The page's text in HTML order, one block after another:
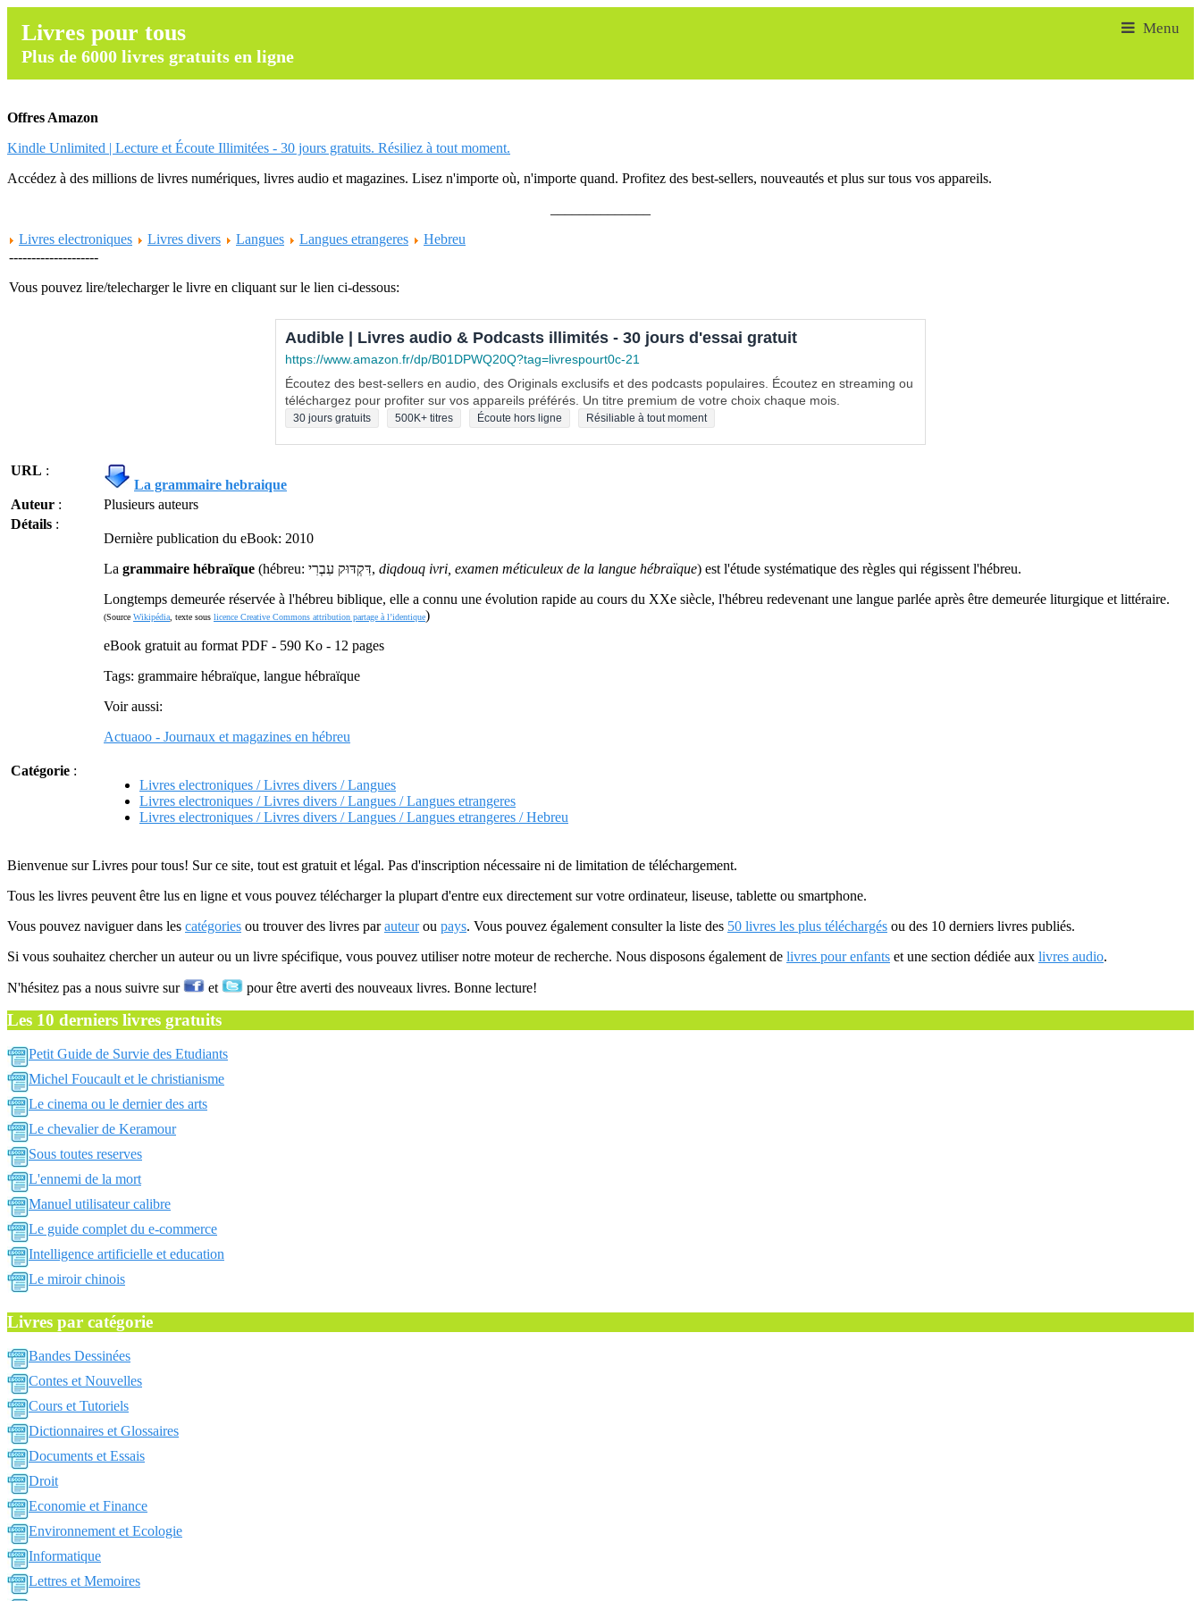
Livres pour tous
Plus de 6000 livres gratuits en ligne
Offres Amazon
Kindle Unlimited | Lecture et Écoute Illimitées - 30 jours gratuits. Résiliez à tout moment.
Accédez à des millions de livres numériques, livres audio et magazines. Lisez n'importe où, n'importe quand. Profitez des best-sellers, nouveautés et plus sur tous vos appareils.
Livres electroniques
Livres divers Langues Langues etrangeres
Hebreu
--------------------
Vous pouvez lire/telecharger le livre en cliquant sur le lien ci-dessous:
Audible | Livres audio & Podcasts illimités - 30 jours d'essai gratuit
https://www.amazon.fr/dp/B01DPWQ20Q?tag=livrespourt0c-21
Écoutez des best-sellers en audio, des Originals exclusifs et des podcasts populaires. Écoutez en streaming ou
téléchargez pour profiter sur vos appareils préférés. Un titre premium de votre choix chaque mois.
30 jours gratuits 500K+ titres Écoute hors ligne Résiliable à tout moment
URL :
La grammaire hebraique
Auteur :
Plusieurs auteurs
Détails :
Dernière publication du eBook: 2010
La grammaire hébraïque (hébreu: דִּקְדּוּק עִבְרִי, diqdouq ivri, examen méticuleux de la langue hébraïque) est l'étude systématique des règles qui régissent l'hébreu.
Longtemps demeurée réservée à l'hébreu biblique, elle a connu une évolution rapide au cours du XXe siècle, l'hébreu redevenant une langue parlée après être demeurée liturgique et littéraire.
(Source Wikipédia , texte sous licence Creative Commons attribution partage à l’identique)
eBook gratuit au format PDF - 590 Ko - 12 pages
Tags: grammaire hébraïque, langue hébraïque
Voir aussi:
Actuaoo - Journaux et magazines en hébreu
Catégorie :
Livres electroniques / Livres divers / Langues
Livres electroniques / Livres divers / Langues / Langues etrangeres
Livres electroniques / Livres divers / Langues / Langues etrangeres / Hebreu
Bienvenue sur Livres pour tous! Sur ce site, tout est gratuit et légal. Pas d'inscription nécessaire ni de limitation de téléchargement.
Tous les livres peuvent être lus en ligne et vous pouvez télécharger la plupart d'entre eux directement sur votre ordinateur, liseuse, tablette ou smartphone.
Vous pouvez naviguer dans les catégories ou trouver des livres parauteurou pays. Vous pouvez également consulter la liste des 50 livres les plus téléchargés ou des 10 derniers livres publiés.
Si vous souhaitez chercher un auteur ou un livre spécifique, vous pouvez utiliser notre moteur de recherche. Nous disposons également de livres pour enfants et une section dédiée aux livres audio.
N'hésitez pas a nous suivre sur et pour être averti des nouveaux livres. Bonne lecture!
Les 10 derniers livres gratuits
Petit Guide de Survie des Etudiants
Michel Foucault et le christianisme
Le cinema ou le dernier des arts
Le chevalier de Keramour
Sous toutes reserves
L'ennemi de la mort
Manuel utilisateur calibre
Le guide complet du e-commerce
Intelligence artificielle et education
Le miroir chinois
Livres par catégorie
Bandes Dessinées
Contes et Nouvelles
Cours et Tutoriels
Dictionnaires et Glossaires
Documents et Essais
Droit
Economie et Finance
Environnement et Ecologie
Informatique
Lettres et Memoires